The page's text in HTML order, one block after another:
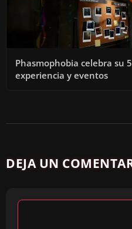
Phasmophobia celebra su
experiencia y eventos
DEJA UN